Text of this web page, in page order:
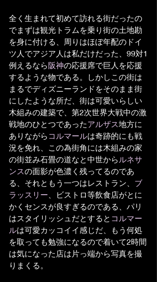
全く生まれて初めて訪れる街だったの
でまずは観光トラムを乗り街の土地勘
を身に付ける、周りはほぼ年配のドイ
ツ人でアジア人は私だけだった、99対1
例えるなら阪神の応援席で巨人を応援
するような物である。しかしこの街は
まるでディズニーランドをそのまま街
にしたような所だ、街は可愛いらしい
木組みの建築で、第2次世界大戦中の激
戦地のひとつであったアルザス地方に
ありながら コルマールは奇跡的にも戦
況を免れ、この為街角には木組みの家
の街並み石畳の道なと中世から ルネサ
ンスの面影が色濃く残ってるのであ
る、それともう一つはレストラン、 ブ
ラッスリー 、ビストロ等飲食店がとに
かくセンスが良すぎるのである、パリ
はスタイリッシュだとすると コルマー
ルは可愛カッコイイ感じだ、もう何処
を取っても勉強になるので着いて2時間
は気になった店は片っ端から写真を撮
りまくる。